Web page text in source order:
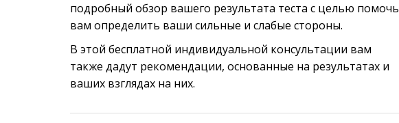
подробный обзор вашего результата теста с целью помочь
вам определить ваши сильные и слабые стороны.
В этой бесплатной индивидуальной консультации вам
также дадут рекомендации, основанные на результатах и
ваших взглядах на них.